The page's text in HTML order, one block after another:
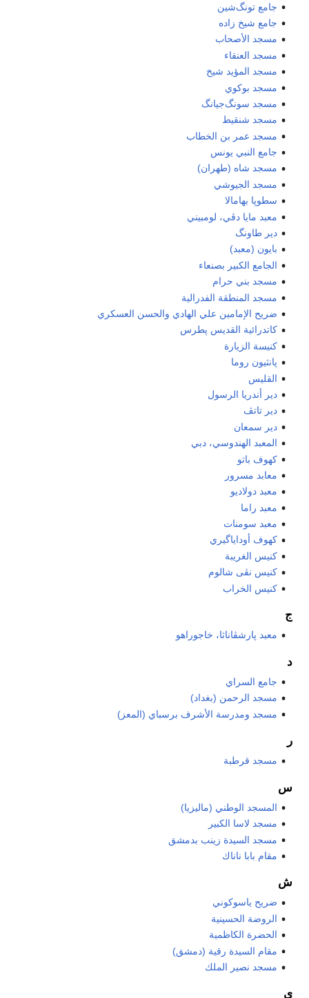
جامع تونگ‌شين
جامع شيخ زاده
مسجد الأصحاب
مسجد العنقاء
مسجد المؤيد شيخ
مسجد بوكوي
مسجد سونگ‌جيانگ
مسجد شنقيط
مسجد عمر بن الخطاب
جامع النبي يونس
مسجد شاه (طهران)
مسجد الجيوشي
سطوپا بهامالا
معبد مايا دڤي، لومبيني
دير طاونگ
بايون (معبد)
الجامع الكبير بصنعاء
مسجد بني حرام
مسجد المنطقة الفدرالية
ضريح الإمامين علي الهادي والحسن العسكري
كاتدرائية القديس پطرس
كنيسة الزيارة
پانثيون روما
القليس
دير أندريا الرسول
دير تاتڤ
دير سمعان
المعبد الهندوسي، دبي
كهوف باتو
معابد مسرور
معبد دولاديو
معبد راما
معبد سومنات
كهوف أوداياگيري
كنيس الغريبة
كنيس نڤى شالوم
كنيس الخراب
ج
معبد پارشڤاناثا، خاجوراهو
د
جامع السراي
مسجد الرحمن (بغداد)
مسجد ومدرسة الأشرف برسباي (المعز)
ر
مسجد قرطبة
س
المسجد الوطني (ماليزيا)
مسجد لاسا الكبير
مسجد السيدة زينب بدمشق
مقام بابا ناناك
ش
ضريح ياسوكوني
الروضة الحسينية
الحضرة الكاظمية
مقام السيدة رقية (دمشق)
مسجد نصير الملك
ي